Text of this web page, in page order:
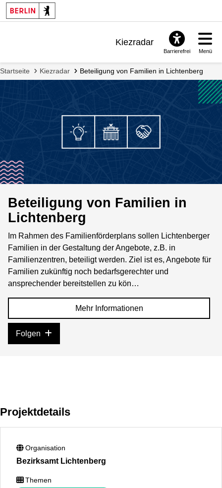
Kiezradar
FAQ & Support
Barrierefrei Menü
Startseite Kiezradar Beteiligung von Familien in Lichtenberg
Beteiligung von Familien in
Lichtenberg
Im Rahmen des Familienförderplans sollen Lichtenberger
Familien in der Gestaltung der Angebote, z.B. in
Familienzentren, beteiligt werden. Ziel ist es, Angebote für
Familien zukünftig noch bedarfsgerechter und
ansprechender bereitstellen zu kön…
Mehr Informationen
Folgen
Projektdetails
Organisation
Bezirksamt Lichtenberg
Themen